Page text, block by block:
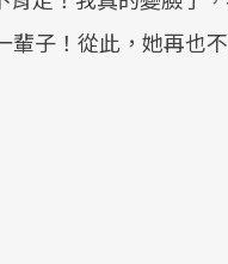
子！從此，她再也